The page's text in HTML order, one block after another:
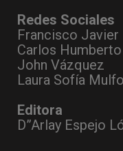
Redes Sociales
Francisco Javier
Carlos
John Vázquez
Laura Sofía
Editora
D”Arlay Espejo